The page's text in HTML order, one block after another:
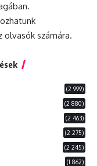
olvasók számára.
(2 999)
(2 880)
(2 463)
(2 275)
(2 245)
(1 862)